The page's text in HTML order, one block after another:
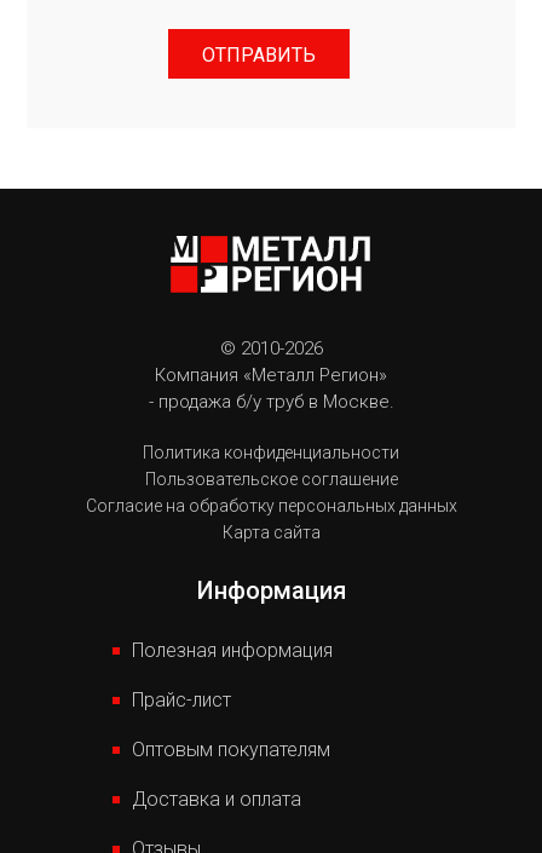
© 2010-2026
Компания «Металл Регион»
- продажа б/у труб в Москве.
Политика конфиденциальности
Пользовательское соглашение
Согласие на обработку персональных данных
Карта сайта
Информация
Полезная информация
Прайс-лист
Оптовым покупателям
Доставка и оплата